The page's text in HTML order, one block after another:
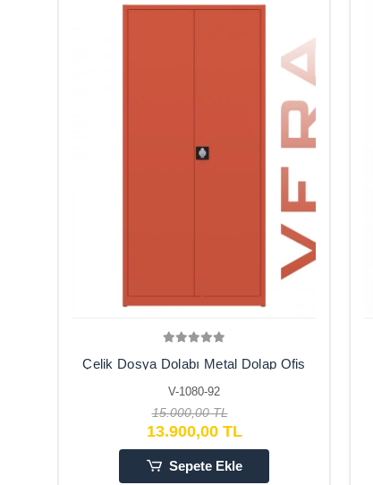
Çelik Dosya Dolabı Metal Dolap Ofis
V-1080-92
15.000,00 TL
13.900,00 TL
Sepete Ekle